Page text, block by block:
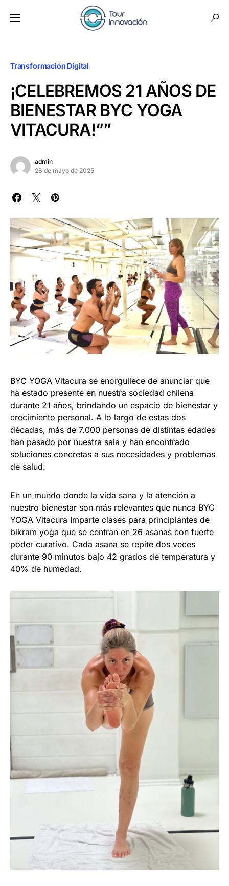
Transformación Digital
¡CELEBREMOS 21 AÑOS DE
BIENESTAR BYC YOGA
VITACURA!””
admin
28 de mayo de 2025
BYC YOGA Vitacura se enorgullece de anunciar que
ha estado presente en nuestra sociedad chilena
durante 21 años, brindando un espacio de bienestar y
crecimiento personal. A lo largo de estas dos
décadas, más de 7.000 personas de distintas edades
han pasado por nuestra sala y han encontrado
soluciones concretas a sus necesidades y problemas
de salud.
En un mundo donde la vida sana y la atención a
nuestro bienestar son más relevantes que nunca BYC
YOGA Vitacura Imparte clases para principiantes de
bikram yoga que se centran en 26 asanas con fuerte
poder curativo. Cada asana se repite dos veces
durante 90 minutos bajo 42 grados de temperatura y
40% de humedad.